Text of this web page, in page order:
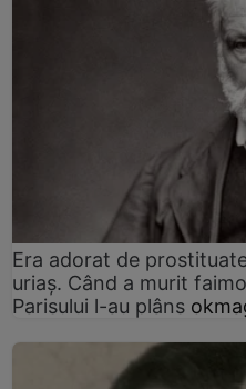
Era adorat de
uriaș. Când a murit
Parisului l-au plâns